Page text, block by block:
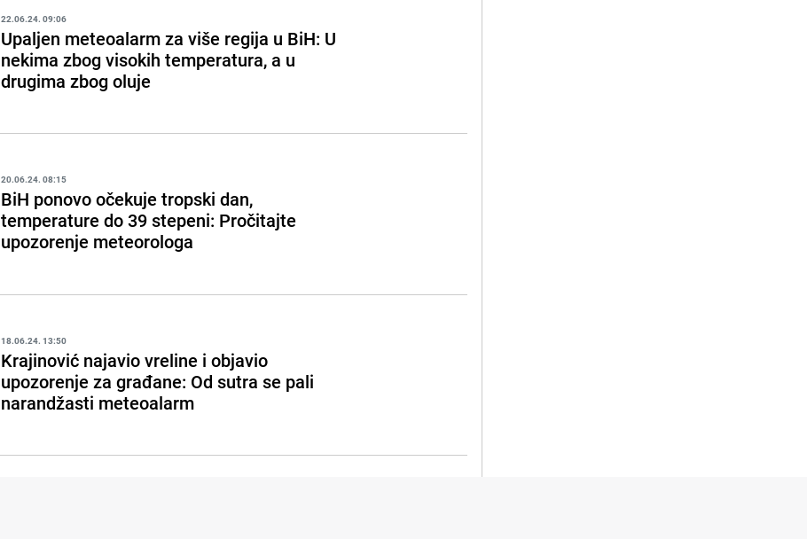
22.06.24. 09:06
Upaljen meteoalarm za više regija u BiH: U
nekima zbog visokih temperatura, a u
drugima zbog oluje
20.06.24. 08:15
BiH ponovo očekuje tropski dan,
temperature do 39 stepeni: Pročitajte
upozorenje meteorologa
18.06.24. 13:50
Krajinović najavio vreline i objavio
upozorenje za građane: Od sutra se pali
narandžasti meteoalarm